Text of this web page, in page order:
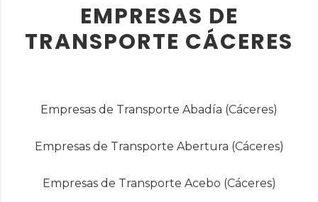
EMPRESAS DE
TRANSPORTE CÁCERES
Empresas de Transporte Abadía (Cáceres)
Empresas de Transporte Abertura (Cáceres)
Empresas de Transporte Acebo (Cáceres)